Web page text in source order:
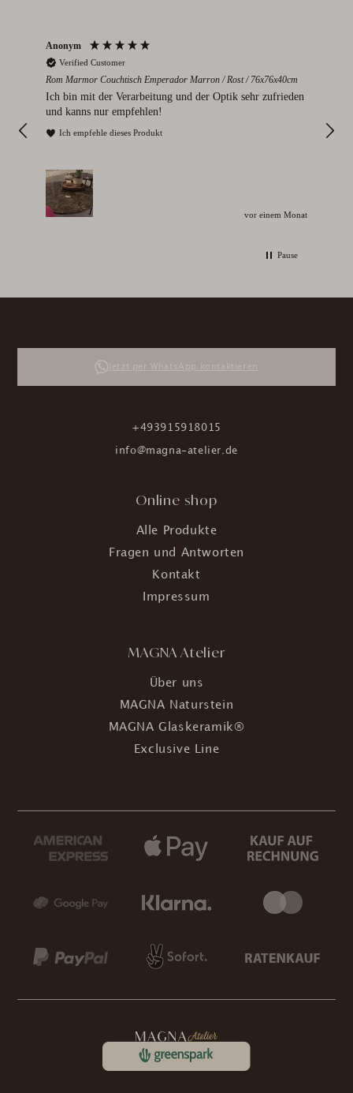
Anonym
Verified Customer
Rom Marmor Couchtisch Emperador Marron / Rost / 76x76x40cm
Ich bin mit der Verarbeitung und der Optik sehr zufrieden
und kanns nur empfehlen!
Ich empfehle dieses Produkt
vor einem Monat
Pause
Jetzt per WhatsApp kontaktieren
+493915918015
info@magna-atelier.de
Online shop
Alle Produkte
Fragen und Antworten
Kontakt
Impressum
MAGNA Atelier
Über uns
MAGNA Naturstein
MAGNA Glaskeramik®
Exclusive Line